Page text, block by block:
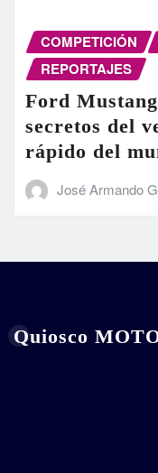
COMPETICIÓN
REPORTAJES
Ford
secretos del
rápido del
José Armando
Quiosco